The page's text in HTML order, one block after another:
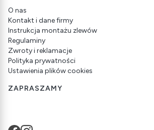
O nas
Kontakt i dane firmy
Instrukcja montażu zlewów
Regulaminy
Zwroty i reklamacje
Polityka prywatności
Ustawienia plików cookies
ZAPRASZAMY